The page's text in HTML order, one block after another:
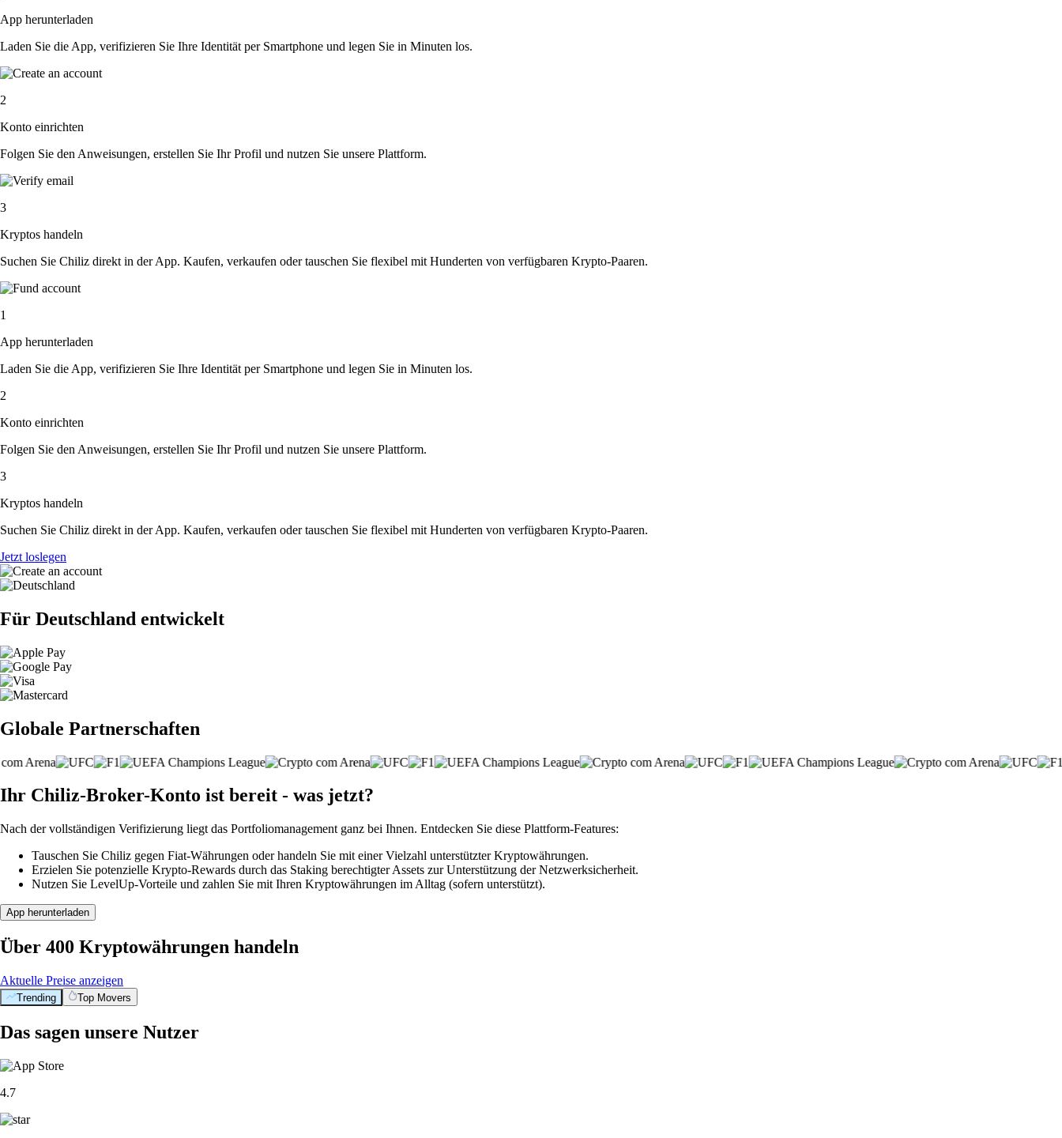
App herunterladen
Laden Sie die App, verifizieren Sie Ihre Identität per Smartphone und legen Sie in Minuten los.
2
Konto einrichten
Folgen Sie den Anweisungen, erstellen Sie Ihr Profil und nutzen Sie unsere Plattform.
3
Kryptos handeln
Suchen Sie Chiliz direkt in der App. Kaufen, verkaufen oder tauschen Sie flexibel mit Hunderten von verfügbaren Krypto-Paaren.
1
App herunterladen
Laden Sie die App, verifizieren Sie Ihre Identität per Smartphone und legen Sie in Minuten los.
2
Konto einrichten
Folgen Sie den Anweisungen, erstellen Sie Ihr Profil und nutzen Sie unsere Plattform.
3
Kryptos handeln
Suchen Sie Chiliz direkt in der App. Kaufen, verkaufen oder tauschen Sie flexibel mit Hunderten von verfügbaren Krypto-Paaren.
Jetzt loslegen
Für Deutschland entwickelt
Globale Partnerschaften
Ihr Chiliz-Broker-Konto ist bereit - was jetzt?
Nach der vollständigen Verifizierung liegt das Portfoliomanagement ganz bei Ihnen. Entdecken Sie diese Plattform-Features:
Tauschen Sie Chiliz gegen Fiat-Währungen oder handeln Sie mit einer Vielzahl unterstützter Kryptowährungen.
Erzielen Sie potenzielle Krypto-Rewards durch das Staking berechtigter Assets zur Unterstützung der Netzwerksicherheit.
Nutzen Sie LevelUp-Vorteile und zahlen Sie mit Ihren Kryptowährungen im Alltag (sofern unterstützt).
App herunterladen
Über 400 Kryptowährungen handeln
Aktuelle Preise anzeigen
Trending Top Movers
Das sagen unsere Nutzer
4.7